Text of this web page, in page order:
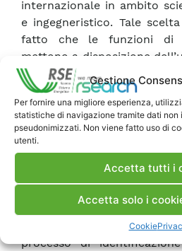
Gestione
Per fornire una migliore esperienza,
statistiche di navigazione tramite dati
pseudonimizzati. Non viene fatto uso di
utenti.
Accetta tutti i
Accetta solo i
Cookie
internazionale in ambito
e ingegneristico. Tale
fatto che le funzioni di
mettono a disposizione
di ottimizzazione, ma
migliore interattività. In
MATLAB sono
pertanto, è possibile
caso di necessità. Per
efficiente i codici MIDA-
diverse modalità di
risolvere il problema ai
processo di